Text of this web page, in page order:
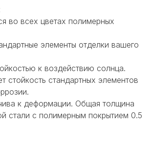
во всех цветах полимерных
элементы отделки вашего
к воздействию солнца.
стойкость стандартных элементов
к деформации. Общая толщина
стали с полимерным покрытием 0.5
НУЖНОЕ
ПОМОЩЬ